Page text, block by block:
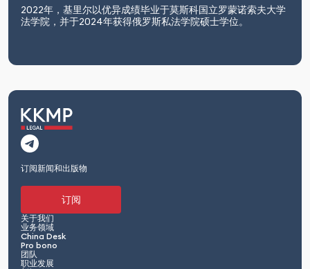
2022年，基里尔以优异成绩毕业于莫斯科国立罗蒙诺索夫大学
法学院，并于2024年获得俄罗斯私法学院硕士学位。
订阅新闻和出版物
订阅
关于我们
业务领域
China Desk
Pro bono
团队
职业发展